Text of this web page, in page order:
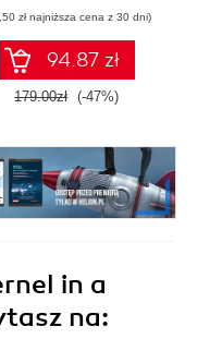
zł najniższa cena z 30 dni)
94.87 zł
179.00zł (-47%)
in a
na: